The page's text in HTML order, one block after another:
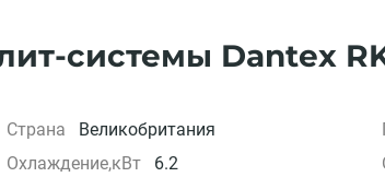
кондиционеры
Наши бренды
Вакансии
системы Dantex
Страна Великобритания
Охлаждение,кВт
6.2